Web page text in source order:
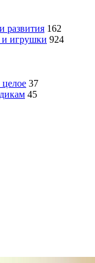
развития 162
игрушки 924
37
45